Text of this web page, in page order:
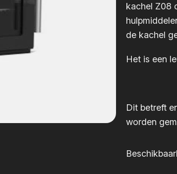
kachel Z08
de kachel
Het is een
Dit betreft
worden